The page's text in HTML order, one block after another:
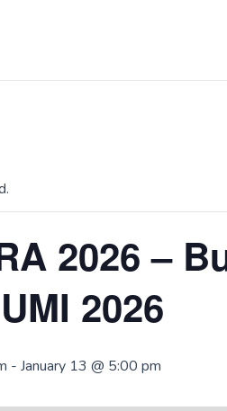
2026 –
2026
- January 13 @ 5:00 pm
Hey Yo! Don't